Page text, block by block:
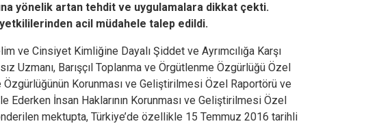
yönelik artan tehdit ve uygulamalara dikkat çekti.
acil müdahele talep edildi.
ve Cinsiyet Kimliğine Dayalı Şiddet ve Ayrımcılığa Karşı
Uzmanı, Barışçıl Toplanma ve Örgütlenme Özgürlüğü Özel
Özgürlüğünün Korunması ve Geliştirilmesi Özel Raportörü ve
Ederken İnsan Haklarının Korunması ve Geliştirilmesi Özel
mektupta, Türkiye’de özellikle 15 Temmuz 2016 tarihli